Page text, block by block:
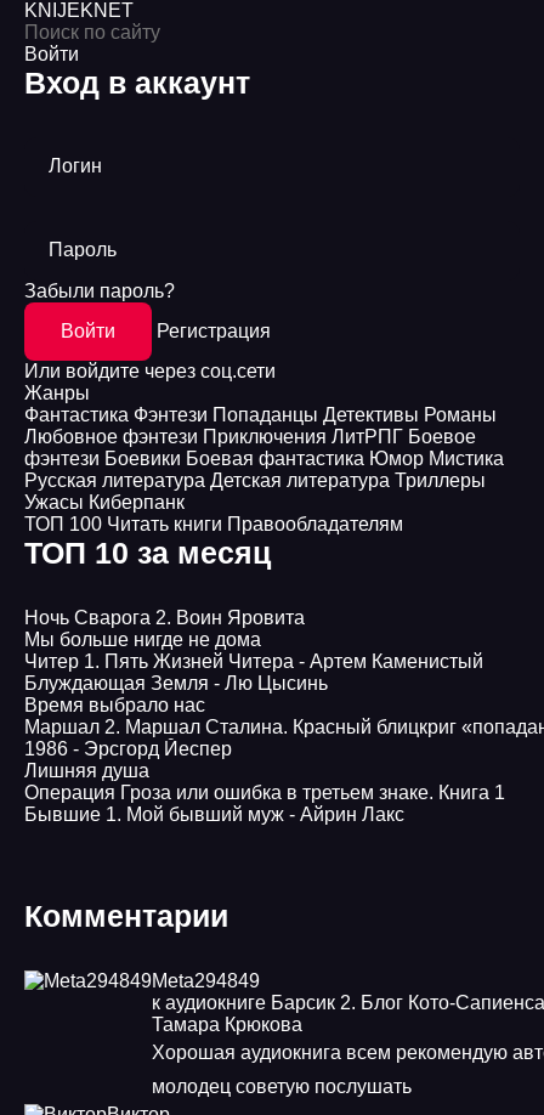
KNIJEKNET
Войти
Вход в аккаунт
Логин
Пароль
Забыли пароль?
Войти
Регистрация
Или войдите через соц.сети
Жанры
Фантастика Фэнтези Попаданцы Детективы Романы
Любовное фэнтези Приключения ЛитРПГ Боевое
фэнтези Боевики Боевая фантастика Юмор Мистика
Русская литература Детская литература Триллеры
Ужасы Киберпанк
ТОП 100 Читать книги Правообладателям
ТОП 10 за месяц
Ночь Сварога 2. Воин Яровита
Мы больше нигде не дома
Читер 1. Пять Жизней Читера - Артем Каменистый
Блуждающая Земля - Лю Цысинь
Время выбрало нас
Маршал 2. Маршал Сталина. Красный блицкриг
1986 - Эрсгорд Йеспер
Лишняя душа
Операция Гроза или ошибка в третьем знаке. Книга 1
Бывшие 1. Мой бывший муж - Айрин Лакс
Комментарии
Meta294849
к аудиокниге Барсик 2. Блог Кото-
Тамара Крюкова
Хорошая аудиокнига всем рекомендую
молодец советую послушать